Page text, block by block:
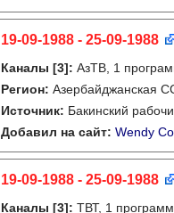
19-09-1988 - 25-09-1988
Каналы [3]: АзТВ, 1
Регион: Азербайджанская
Источник: Бакинский
Добавил на сайт: Wendy
19-09-1988 - 25-09-1988
Каналы [3]: ТВТ, 1